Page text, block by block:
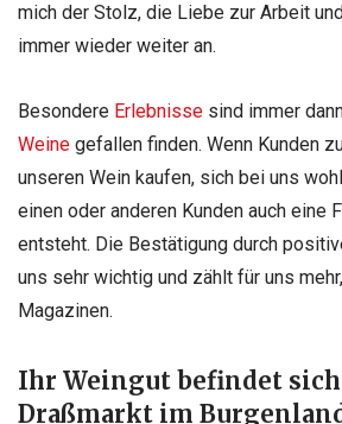
mich der Stolz, die Liebe zur Arbeit
immer wieder weiter an.
Besondere Erlebnisse sind immer
Weine gefallen finden. Wenn Kunden
unseren Wein kaufen, sich bei uns
einen oder anderen Kunden auch eine
entsteht. Die Bestätigung durch
uns sehr wichtig und zählt für uns
Magazinen.
Ihr Weingut befindet
Draßmarkt im